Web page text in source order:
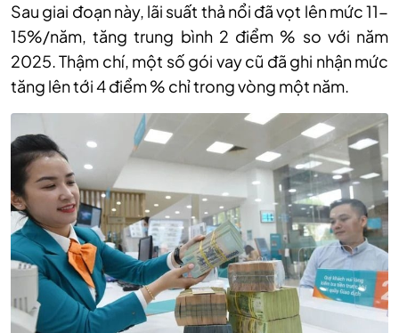
Sau giai đoạn này, lãi suất thả nổi đã vọt lên mức 11-
15%/năm, tăng trung bình 2 điểm % so với năm
2025. Thậm chí, một số gói vay cũ đã ghi nhận mức
tăng lên tới 4 điểm % chỉ trong vòng một năm.